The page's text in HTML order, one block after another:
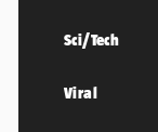
Sci/Tech
Viral